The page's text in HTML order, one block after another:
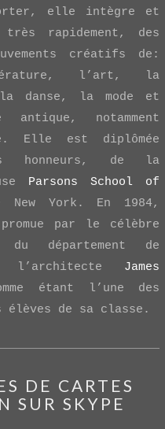
elle intègre et
très rapidement, des
créatifs de:
l’art, la
la danse, la mode et
antique, notamment
Elle est diplômée
honneurs, de la
Parsons School of
New York. En 1984,
par le célèbre
du département de
l’architecte James
étant l’une des
élèves de sa classe.
DE CARTES
SUR SKYPE